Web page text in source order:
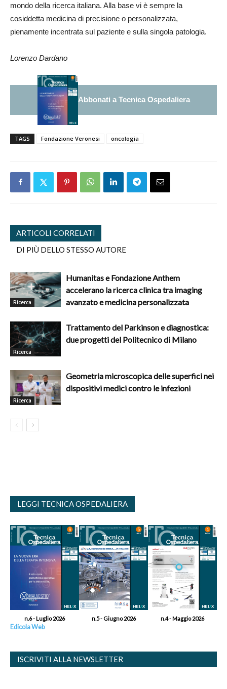
mondo della ricerca italiana. Alla base vi è sempre la
cosiddetta medicina di precisione o personalizzata,
pienamente incentrata sul paziente e sulla singola patologia.
Lorenzo Dardano
Abbonati a Tecnica Ospedaliera
TAGS Fondazione Veronesi oncologia
ARTICOLI CORRELATI
DI PIÙ DELLO STESSO AUTORE
Ricerca
Humanitas e Fondazione Anthem
accelerano la ricerca clinica tra imaging
avanzato e medicina personalizzata
Ricerca
Trattamento del Parkinson e diagnostica:
due progetti del Politecnico di Milano
Ricerca
Geometria microscopica delle superfici nei
dispositivi medici contro le infezioni
LEGGI TECNICA OSPEDALIERA
n.6 - Luglio 2026 n.5 - Giugno 2026 n.4 - Maggio 2026
Edicola Web
ISCRIVITI ALLA NEWSLETTER